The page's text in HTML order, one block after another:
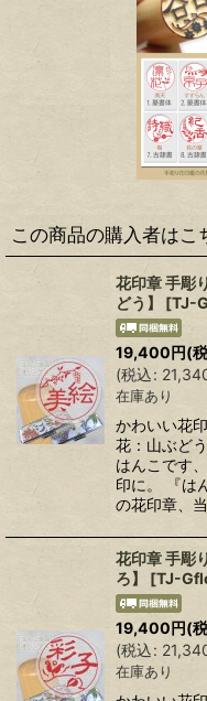
この商品の購入者はこ
花印章 手彫
どう】
[TJ-
19,400円(
(税込:
在庫あり
かわいい花
花：山ぶど
はんこです
印に。 『は
の花印章、
花印章 手彫
ろ】
[TJ-
19,400円(
(税込:
在庫あり